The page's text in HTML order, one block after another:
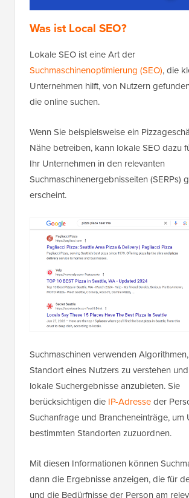
Was ist Local SEO?
Lokale SEO ist eine Art der
Suchmaschinenoptimierung (SEO), die
Unternehmen hilft, von Nutzern
die online suchen.
Wenn Sie beispielsweise ein
Nähe betreiben, kann lokale SEO dazu
Ihr Unternehmen in den relevanten
Suchmaschinenergebnisseiten (SERPs)
erscheint.
Suchmaschinen verwenden
Standort eines Nutzers zu verstehen
lokale Suchergebnisse anzubieten. Sie
berücksichtigen die IP-Adresseder
Suchanfrage und Brancheneinträge, um
bestimmten Standorten zuzuordnen.
Mit diesen Informationen können
dann die Ergebnisse anzeigen, die für
und die Bedürfnisse der Person am